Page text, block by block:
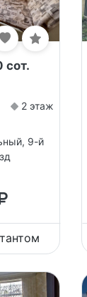
сот.
2 этаж
9-й